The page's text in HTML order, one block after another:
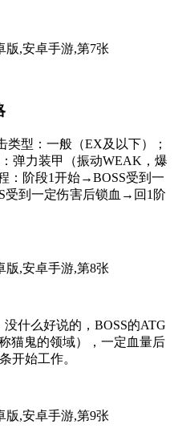
类型：一般（EX及以下）；
弹力装甲（振动WEAK，爆
：阶段1开始→BOSS受到一
到一定伤害后锁血→回1阶
什么好说的，BOSS的ATG
猫鬼的领域），一定血量后
开始工作。